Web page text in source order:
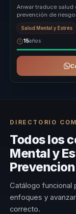
Anwar traduce
prevención de
empresas. Ay...
Salud Mental y Estrés
15años
DIRECTORIO
Todos los
Mental y
Prevencion
Catálogo funcional
enfoques y
correcto.